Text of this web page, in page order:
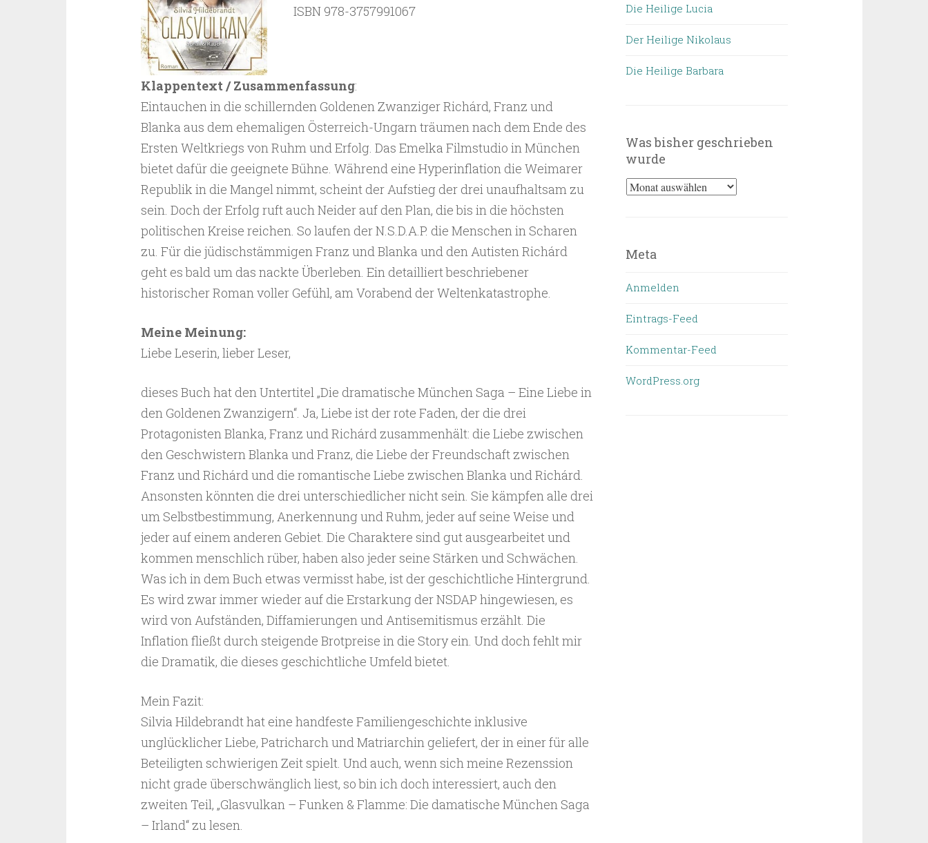
ISBN 978-3757991067
Klappentext / Zusammenfassung:
Eintauchen in die schillernden Goldenen Zwanziger Richárd, Franz und
Blanka aus dem ehemaligen Österreich-Ungarn träumen nach dem Ende des
Ersten Weltkriegs von Ruhm und Erfolg. Das Emelka Filmstudio in München
bietet dafür die geeignete Bühne. Während eine Hyperinflation die Weimarer
Republik in die Mangel nimmt, scheint der Aufstieg der drei unaufhaltsam zu
sein. Doch der Erfolg ruft auch Neider auf den Plan, die bis in die höchsten
politischen Kreise reichen. So laufen der N.S.D.A.P. die Menschen in Scharen
zu. Für die jüdischstämmigen Franz und Blanka und den Autisten Richárd
geht es bald um das nackte Überleben. Ein detailliert beschriebener
historischer Roman voller Gefühl, am Vorabend der Weltenkatastrophe.
Meine Meinung:
Liebe Leserin, lieber Leser,
dieses Buch hat den Untertitel „Die dramatische München Saga – Eine Liebe in
den Goldenen Zwanzigern“. Ja, Liebe ist der rote Faden, der die drei
Protagonisten Blanka, Franz und Richárd zusammenhält: die Liebe zwischen
den Geschwistern Blanka und Franz, die Liebe der Freundschaft zwischen
Franz und Richárd und die romantische Liebe zwischen Blanka und Richárd.
Ansonsten könnten die drei unterschiedlicher nicht sein. Sie kämpfen alle drei
um Selbstbestimmung, Anerkennung und Ruhm, jeder auf seine Weise und
jeder auf einem anderen Gebiet. Die Charaktere sind gut ausgearbeitet und
kommen menschlich rüber, haben also jeder seine Stärken und Schwächen.
Was ich in dem Buch etwas vermisst habe, ist der geschichtliche Hintergrund.
Es wird zwar immer wieder auf die Erstarkung der NSDAP hingewiesen, es
wird von Aufständen, Diffamierungen und Antisemitismus erzählt. Die
Inflation fließt durch steigende Brotpreise in die Story ein. Und doch fehlt mir
die Dramatik, die dieses geschichtliche Umfeld bietet.
Mein Fazit:
Silvia Hildebrandt hat eine handfeste Familiengeschichte inklusive
unglücklicher Liebe, Patricharch und Matriarchin geliefert, der in einer für alle
Beteiligten schwierigen Zeit spielt. Und auch, wenn sich meine Rezenssion
nicht grade überschwänglich liest, so bin ich doch interessiert, auch den
zweiten Teil, „Glasvulkan – Funken & Flamme: Die damatische München Saga
– Irland“ zu lesen.
Die Heilige Lucia
Der Heilige Nikolaus
Die Heilige Barbara
Was bisher geschrieben
wurde
Was
wurde
Meta
Anmelden
Eintrags-Feed
Kommentar-Feed
WordPress.org